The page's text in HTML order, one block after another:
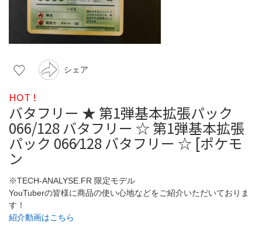
シェア
HOT !
バタフリー ★ 第1弾基本拡張パック
066/128 バタフリー ☆ 第1弾基本拡張
パック 066⁄128 バタフリー ☆ [ポケモ
ン
※TECH-ANALYSE.FR 限定モデル
YouTuberの皆様に商品の使い心地などをご紹介いただいておりま
す！
紹介動画はこちら